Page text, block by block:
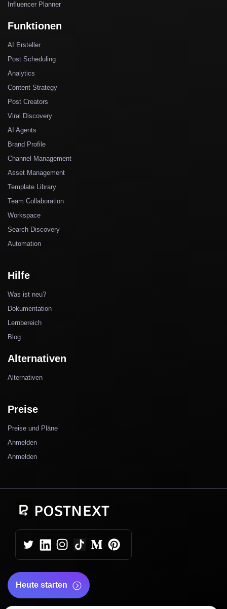
Influencer Planner
Funktionen
AI Ersteller
Post Scheduling
Analytics
Content Strategy
Post Creators
Viral Discovery
AI Agents
Brand Profile
Channel Management
Asset Management
Template Library
Team Collaboration
Workspace
Search Discovery
Automation
Hilfe
Was ist neu?
Dokumentation
Lernbereich
Blog
Alternativen
Alternativen
Preise
Preise und Pläne
Anmelden
Anmelden
Heute starten